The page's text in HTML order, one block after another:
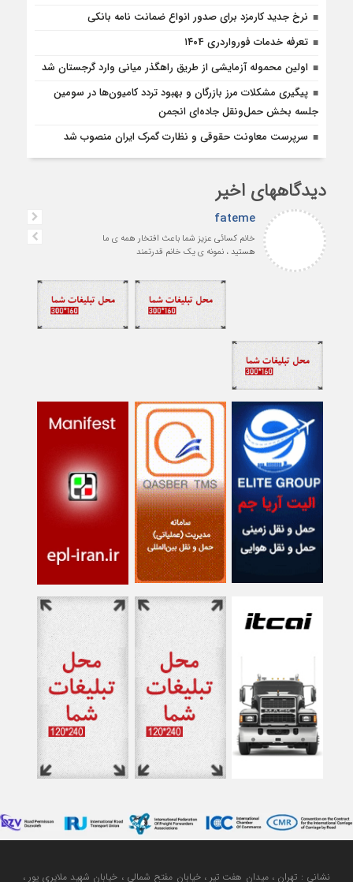
نرخ جدید کارمزد برای صدور انواع ضمانت نامه بانکی
تعرفه خدمات فورواردری ۱۴۰4
اولین محموله آزمایشی از طریق راهگذر میانی وارد گرجستان شد
پیگیری مشکلات مرز بازرگان و بهبود تردد کامیون‌ها در سومین
جلسه بخش حمل‌ونقل جاده‌ای انجمن
سرپرست معاونت حقوقی و نظارت گمرک ایران منصوب شد
دیدگاههای اخیر
fateme
خانم کسائی عزیز شما باعث افتخار همه ی ما
هستید ، نمونه ی یک خانم قدرتمند
نشانی : تهران ، میدان هفت تیر ، خیابان مفتح شمالی ، خیابان شهید ملایری پور ،